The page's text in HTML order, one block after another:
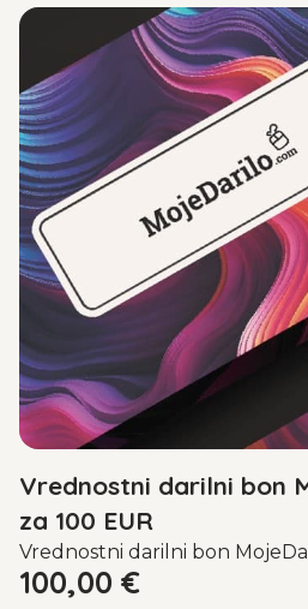
Vrednostni darilni bon
za 100 EUR
Vrednostni darilni bon
100,00 €